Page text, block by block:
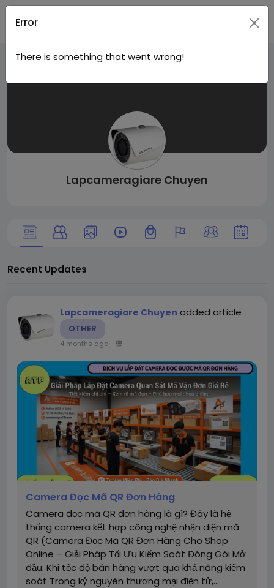
City I
Lapcameragiare Chuyen
Recent Updates
Lapcameragiare Chuyen added article
OTHER
4 months ago -
Camera Đọc Mã QR Đơn Hàng
Camera đọc mã QR đơn hàng là gì? Đây là hệ
thống camera kết hợp công nghệ nhận diện mã
QR (Camera Đọc Mã QR Đơn Hàng Cho Shop
Online – Giải Pháp Tối Ưu Kiểm Soát Đóng Gói Mở
đầu: Khi tốc độ bán hàng vượt qua khả năng kiểm
soát Trong kỷ nguyên thương mại điện tử,...
Error
There is something that went wrong!